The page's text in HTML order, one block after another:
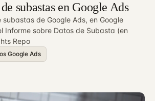
subastas en Google Ads
de Google Ads, en Google
Informe sobre Datos de Subasta (en
Repo
Google Ads